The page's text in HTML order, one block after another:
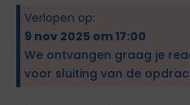
Verlopen op:
9 nov 2025 om 17:00
We ontvangen graag je
voor sluiting van de